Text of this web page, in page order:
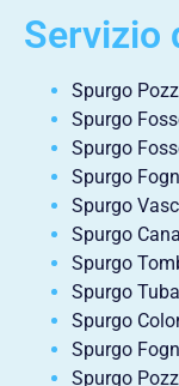
Servizio
Spurgo
Spurgo
Spurgo
Spurgo
Spurgo
Spurgo
Spurgo
Spurgo
Spurgo
Spurgo
Spurgo